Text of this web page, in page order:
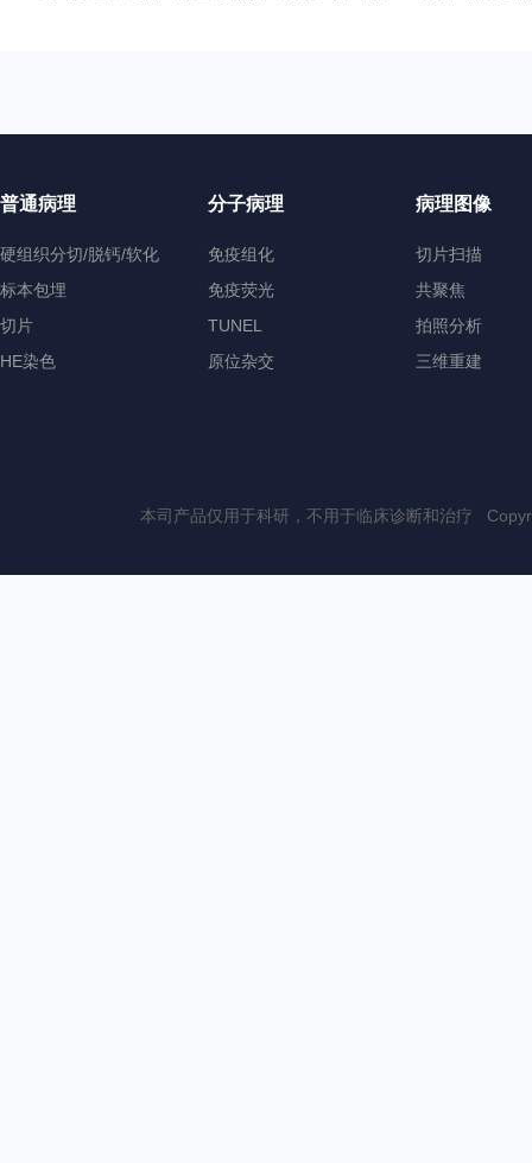
普通病理
硬组织分切/脱钙/软化
标本包埋
切片
HE染色
分子病理
免疫组化
免疫荧光
TUNEL
原位杂交
病理图像
切片扫描
共聚焦
拍照分析
三维重建
本司产品仅用于科研，不用于临床诊断和治疗